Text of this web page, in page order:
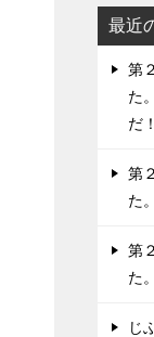
最近
第
た
だ！
第
た
第
た
じ